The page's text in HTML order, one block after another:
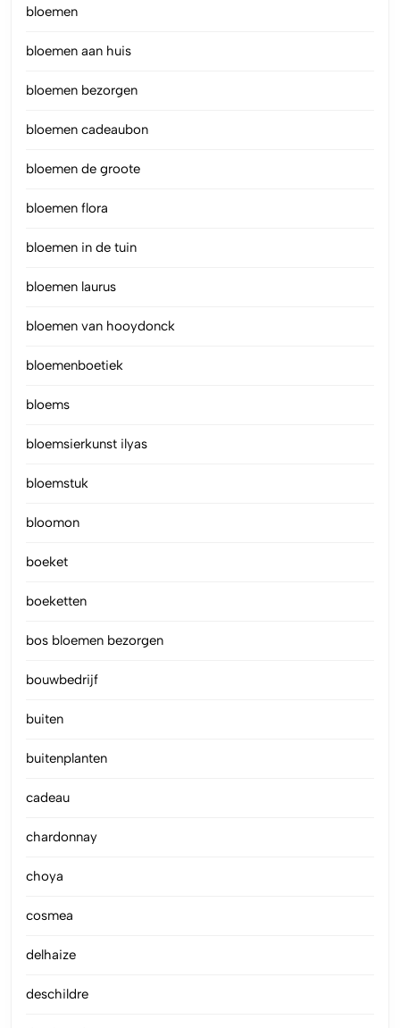
bloemen
bloemen aan huis
bloemen bezorgen
bloemen cadeaubon
bloemen de groote
bloemen flora
bloemen in de tuin
bloemen laurus
bloemen van hooydonck
bloemenboetiek
bloems
bloemsierkunst ilyas
bloemstuk
bloomon
boeket
boeketten
bos bloemen bezorgen
bouwbedrijf
buiten
buitenplanten
cadeau
chardonnay
choya
cosmea
delhaize
deschildre